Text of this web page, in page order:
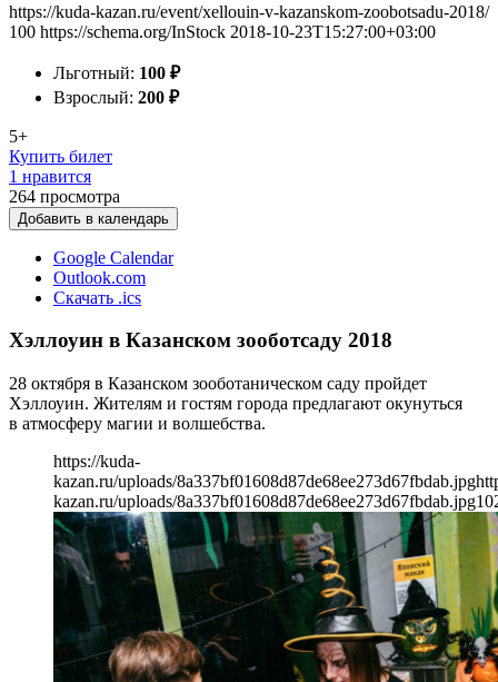
https://kuda-kazan.ru/event/xellouin-v-kazanskom-zoobotsadu-2018/
100 https://schema.org/InStock 2018-10-23T15:27:00+03:00
Льготный: 100 ₽
Взрослый: 200 ₽
5+
Купить билет
1 нравится
264 просмотра
Добавить в календарь
Google Calendar
Outlook.com
Скачать .ics
Хэллоуин в Казанском зооботсаду 2018
28 октября в Казанском зооботаническом саду пройдет
Хэллоуин. Жителям и гостям города предлагают окунуться
в атмосферу магии и волшебства.
https://kuda-
kazan.ru/uploads/8a337bf01608d87de68ee273d67fbdab.jpg
kazan.ru/uploads/8a337bf01608d87de68ee273d67fbdab.jpg